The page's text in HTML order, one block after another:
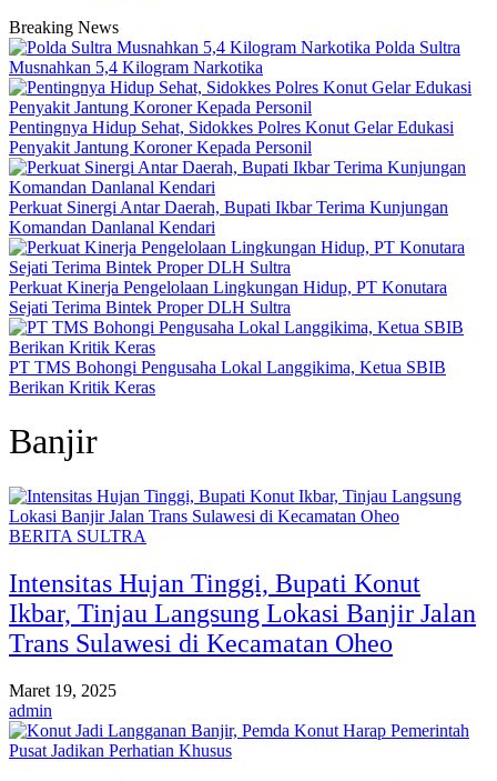
Breaking News
Polda Sultra
Musnahkan 5,4 Kilogram Narkotika
Pentingnya Hidup Sehat, Sidokkes Polres Konut Gelar Edukasi
Penyakit Jantung Koroner Kepada Personil
Perkuat Sinergi Antar Daerah, Bupati Ikbar Terima Kunjungan
Komandan Danlanal Kendari
Perkuat Kinerja Pengelolaan Lingkungan Hidup, PT Konutara
Sejati Terima Bintek Proper DLH Sultra
PT TMS Bohongi Pengusaha Lokal Langgikima, Ketua SBIB
Berikan Kritik Keras
Banjir
BERITA SULTRA
Intensitas Hujan Tinggi, Bupati Konut
Ikbar, Tinjau Langsung Lokasi Banjir Jalan
Trans Sulawesi di Kecamatan Oheo
Maret 19, 2025
admin